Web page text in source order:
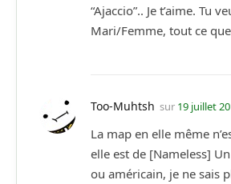
“Ajaccio”.. Je t’aime. Tu
Mari/Femme, tout ce
Too-Muhtsh sur 19 juillet
La map en elle même
elle est de [Nameless]
ou américain, je ne sais